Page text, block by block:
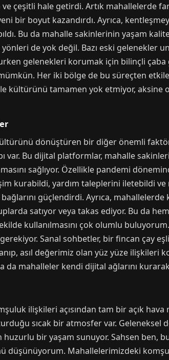
çeşitli hale getirdi. Artık mahallelerde
bir boyut kazandırdı. Ayrıca,
Bu da mahalle sakinlerinin yaşam
de yok değil. Bazı eski gelenekler
gelenekleri korumak için bilinçli
Her iki bölge de bu süreçten
kültürünü tamamen yok etmiyor, aksine
dönüştüren bir diğer önemli
var. Bu dijital platformlar, mahalle
sağlıyor. Özellikle pandemi
kurabildi, yardım taleplerini iletebildi
güçlendirdi. Ayrıca,
satıyor veya takas ediyor. Bu da
kullanılmasını çok olumlu
Sanal sohbetler, bir fincan çay
asıl değerimiz olan yüz yüze ilişkileri
da mahalleler kendi dijital ağlarını
ilişkileri açısından tam bir açık
sıcak bir atmosfer var.
bir yaşam sunuyor. Sahsen ben,
Mahallelerimizdeki